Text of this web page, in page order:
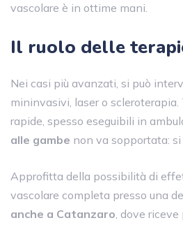
vascolare è in ottime mani.
Il ruolo delle
Nei casi più avanzati, si può
mininvasivi, laser o scleroterapia.
rapide, spesso eseguibili in
alle gambe non va sopportata: si
Approfitta della possibilità di
vascolare completa presso una
anche a Catanzaro, dove riceve